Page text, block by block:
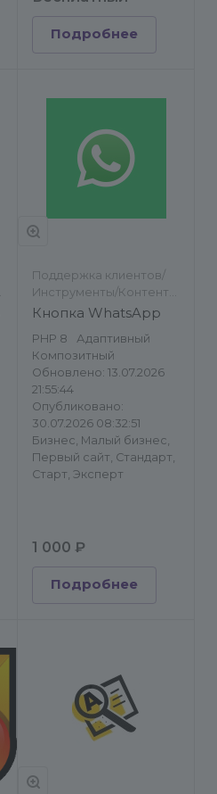
Подробнее
Поддержка клиентов/
Инструменты/Контент-
менеджеру/Обратная
Кнопка WhatsApp
PHP 8
Адаптивный
Композитный
Обновлено: 13.07.2026
21:55:44
Опубликовано:
30.07.2026 08:32:51
Бизнес, Малый бизнес,
Первый сайт, Стандарт,
Старт, Эксперт
1 000 ₽
Подробнее